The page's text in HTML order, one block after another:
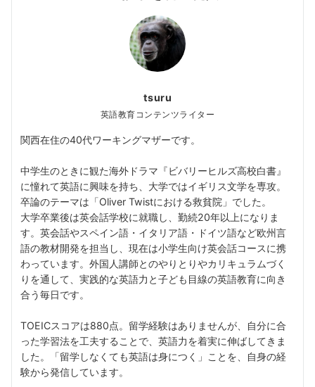
tsuru
英語教育コンテンツライター
関西在住の40代ワーキングマザーです。
中学生のときに観た海外ドラマ『ビバリーヒルズ高校白書』
に憧れて英語に興味を持ち、大学ではイギリス文学を専攻。
卒論のテーマは「Oliver Twistにおける救貧院」でした。
大学卒業後は英会話学校に就職し、勤続20年以上になりま
す。英会話やスペイン語・イタリア語・ドイツ語など欧州言
語の教材開発を担当し、現在は小学生向け英会話コースに携
わっています。外国人講師とのやりとりやカリキュラムづく
りを通して、実践的な英語力と子ども目線の英語教育に向き
合う毎日です。
TOEICスコアは880点。留学経験はありませんが、自分に合
った学習法を工夫することで、英語力を着実に伸ばしてきま
した。「留学しなくても英語は身につく」ことを、自身の経
験から発信しています。